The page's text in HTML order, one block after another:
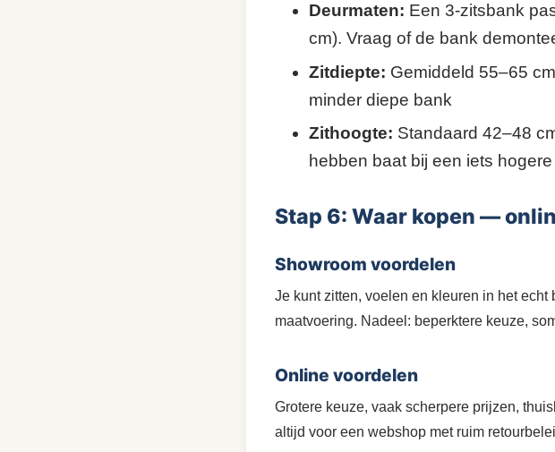
Deurmaten: Een 3-zitsbank
cm). Vraag of de bank
Zitdiepte: Gemiddeld 55–65
minder diepe bank
Zithoogte: Standaard 42–48
hebben baat bij een iets
Stap 6: Waar kopen —
Showroom voordelen
Je kunt zitten, voelen en kleuren in het
maatvoering. Nadeel: beperktere keuze,
Online voordelen
Grotere keuze, vaak scherpere prijzen,
altijd voor een webshop met ruim